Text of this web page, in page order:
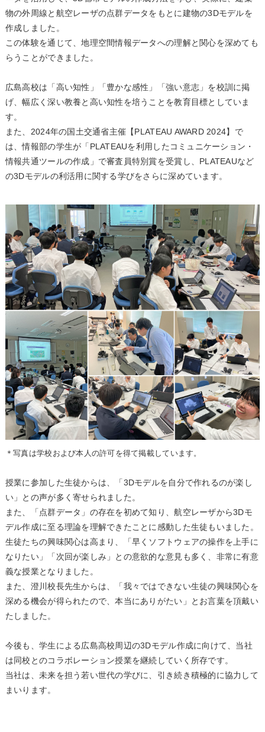
物の外周線と航空レーザの点群データをもとに建物の3Dモデルを
作成しました。
この体験を通じて、地理空間情報データへの理解と関心を深めても
らうことができました。
広島高校は「高い知性」「豊かな感性」「強い意志」を校訓に掲
げ、幅広く深い教養と高い知性を培うことを教育目標としていま
す。
また、2024年の国土交通省主催【PLATEAU AWARD 2024】で
は、情報部の学生が「PLATEAUを利用したコミュニケーション・
情報共通ツールの作成」で審査員特別賞を受賞し、PLATEAUなど
の3Dモデルの利活用に関する学びをさらに深めています。
＊写真は学校および本人の許可を得て掲載しています。
授業に参加した生徒からは、「3Dモデルを自分で作れるのが楽し
い」との声が多く寄せられました。
また、「点群データ」の存在を初めて知り、航空レーザから3Dモ
デル作成に至る理論を理解できたことに感動した生徒もいました。
生徒たちの興味関心は高まり、「早くソフトウェアの操作を上手に
なりたい」「次回が楽しみ」との意欲的な意見も多く、非常に有意
義な授業となりました。
また、澄川校長先生からは、「我々ではできない生徒の興味関心を
深める機会が得られたので、本当にありがたい」とお言葉を頂戴い
たしました。
今後も、学生による広島高校周辺の3Dモデル作成に向けて、当社
は同校とのコラボレーション授業を継続していく所存です。
当社は、未来を担う若い世代の学びに、引き続き積極的に協力して
まいります。